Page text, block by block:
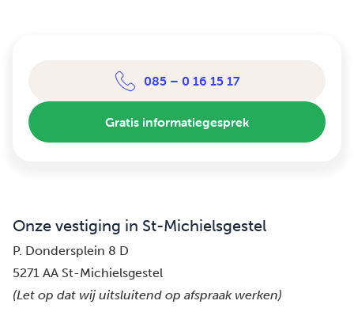
085 – 0 16 15 17
Gratis informatiegesprek
Onze vestiging in St-Michielsgestel
P. Dondersplein 8 D
5271 AA St-Michielsgestel
(Let op dat wij uitsluitend op afspraak werken)